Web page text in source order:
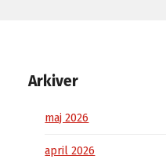
Arkiver
maj 2026
april 2026